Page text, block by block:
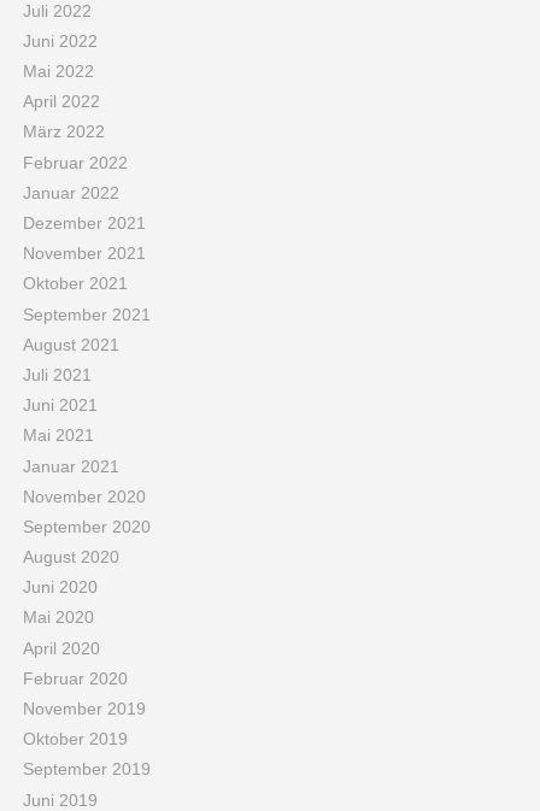
Juli 2022
Juni 2022
Mai 2022
April 2022
März 2022
Februar 2022
Januar 2022
Dezember 2021
November 2021
Oktober 2021
September 2021
August 2021
Juli 2021
Juni 2021
Mai 2021
Januar 2021
November 2020
September 2020
August 2020
Juni 2020
Mai 2020
April 2020
Februar 2020
November 2019
Oktober 2019
September 2019
Juni 2019